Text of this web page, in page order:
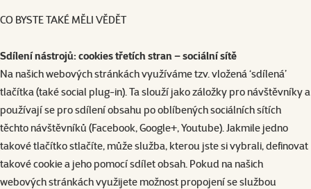
CO BYSTE TAKÉ MĚLI VĚDĚT
Sdílení nástrojů: cookies třetích stran – sociální sítě
Na našich webových stránkách využíváme tzv. vložená ‘sdílená’
tlačítka (také social plug-in). Ta slouží jako záložky pro návštěvníky a
používají se pro sdílení obsahu po oblíbených sociálních sítích
těchto návštěvníků (Facebook, Google+, Youtube). Jakmile jedno
takové tlačítko stlačíte, může služba, kterou jste si vybrali, definovat
takové cookie a jeho pomocí sdílet obsah. Pokud na našich
webových stránkách využijete možnost propojení se službou